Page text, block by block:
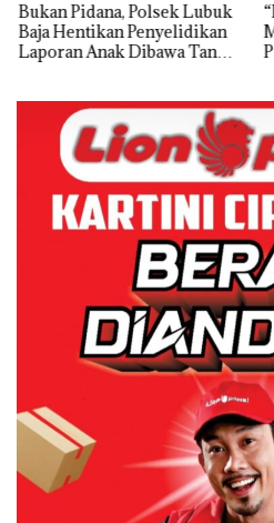
Bukan Pidana, Polsek Lubuk
Baja Hentikan Penyelidikan
Laporan Anak Dibawa Tanpa